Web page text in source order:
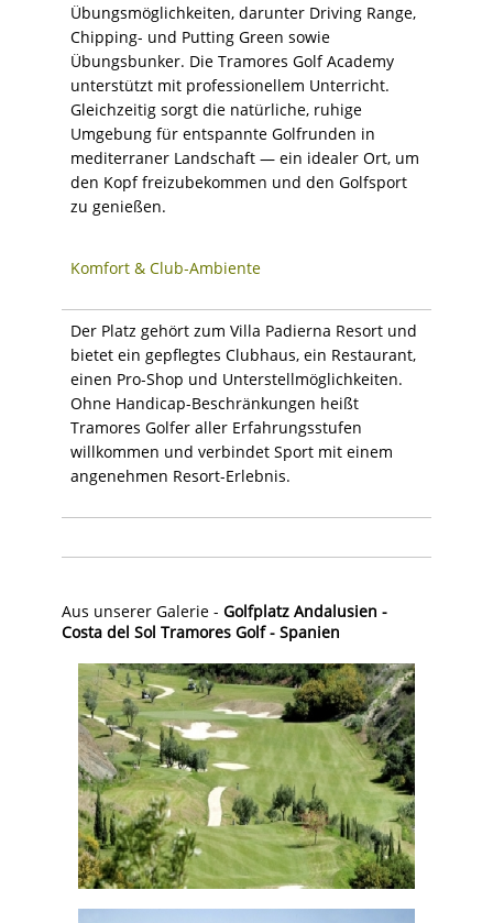
Übungsmöglichkeiten, darunter Driving Range,
Chipping- und Putting Green sowie
Übungsbunker. Die Tramores Golf Academy
unterstützt mit professionellem Unterricht.
Gleichzeitig sorgt die natürliche, ruhige
Umgebung für entspannte Golfrunden in
mediterraner Landschaft — ein idealer Ort, um
den Kopf freizubekommen und den Golfsport
zu genießen.
Komfort & Club‑Ambiente
Der Platz gehört zum Villa Padierna Resort und
bietet ein gepflegtes Clubhaus, ein Restaurant,
einen Pro‑Shop und Unterstellmöglichkeiten.
Ohne Handicap-Beschränkungen heißt
Tramores Golfer aller Erfahrungsstufen
willkommen und verbindet Sport mit einem
angenehmen Resort-Erlebnis.
Aus unserer Galerie - Golfplatz Andalusien -
Costa del Sol Tramores Golf - Spanien